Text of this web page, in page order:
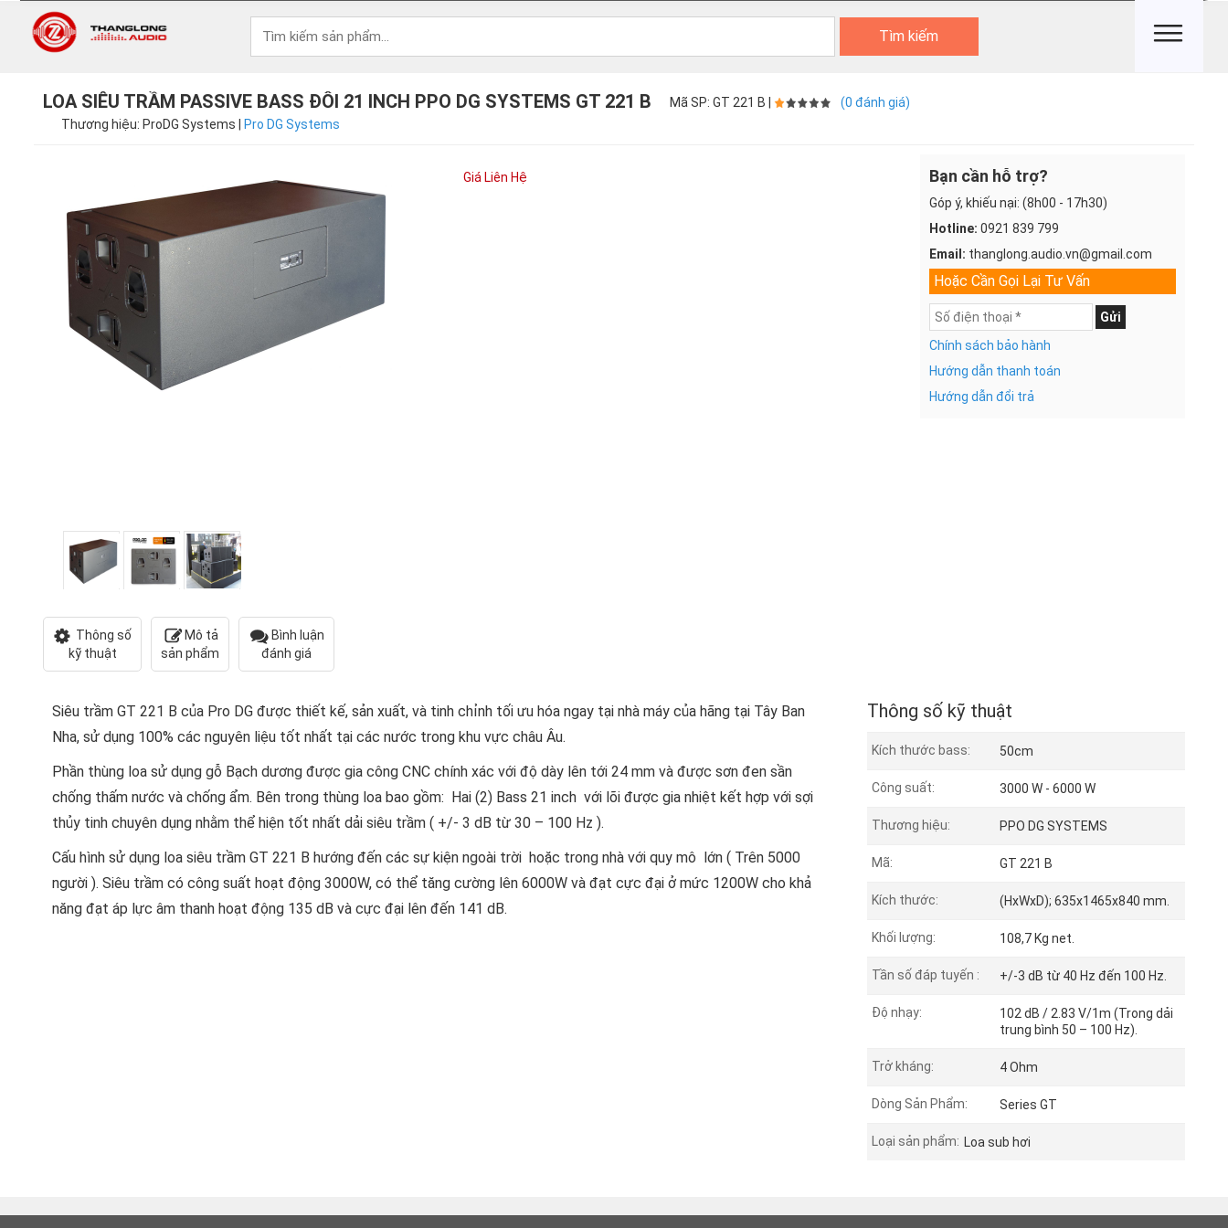
Tìm kiếm
LOA SIÊU TRẦM PASSIVE BASS ĐÔI 21 INCH PPO DG SYSTEMS GT 221 B Mã SP: GT 221 B |
(0 đánh giá)
Thương hiệu: ProDG Systems |
Pro DG Systems
Thông số
kỹ thuật
Mô tả
sản phẩm
Bình luận
đánh giá
Giá Liên Hệ Bạn cần hỗ trợ?
Góp ý, khiếu nại: (8h00 - 17h30)
Hotline: 0921 839 799
Email: thanglong.audio.vn@gmail.com
Hoặc Cần Gọi Lại Tư Vấn
Gửi
Chính sách bảo hành
Hướng dẫn thanh toán
Hướng dẫn đổi trả
Siêu trầm GT 221 B của Pro DG được thiết kế, sản xuất, và tinh chỉnh tối ưu hóa ngay tại nhà máy của hãng tại Tây Ban
Nha, sử dụng 100% các nguyên liệu tốt nhất tại các nước trong khu vực châu Âu.
Phần thùng loa sử dụng gỗ Bạch dương được gia công CNC chính xác với độ dày lên tới 24 mm và được sơn đen sần
chống thấm nước và chống ẩm. Bên trong thùng loa bao gồm: Hai (2) Bass 21 inch với lõi được gia nhiệt kết hợp với sợi
thủy tinh chuyên dụng nhằm thể hiện tốt nhất dải siêu trầm ( +/- 3 dB từ 30 – 100 Hz ).
Cấu hình sử dụng loa siêu trầm GT 221 B hướng đến các sự kiện ngoài trời hoặc trong nhà với quy mô lớn ( Trên 5000
người ). Siêu trầm có công suất hoạt động 3000W, có thể tăng cường lên 6000W và đạt cực đại ở mức 1200W cho khả
năng đạt áp lực âm thanh hoạt động 135 dB và cực đại lên đến 141 dB.
Thông số kỹ thuật
Kích thước bass: 50cm
Công suất: 3000 W - 6000 W
Thương hiệu: PPO DG SYSTEMS
Mã: GT 221 B
Kích thước: (HxWxD); 635x1465x840 mm.
Khối lượng: 108,7 Kg net.
Tần số đáp tuyến : +/-3 dB từ 40 Hz đến 100 Hz.
Độ nhạy:
102 dB / 2.83 V/1m (Trong dải
trung bình 50 – 100 Hz).
Trở kháng: 4 Ohm
Dòng Sản Phẩm: Series GT
Loại sản phẩm: Loa sub hơi